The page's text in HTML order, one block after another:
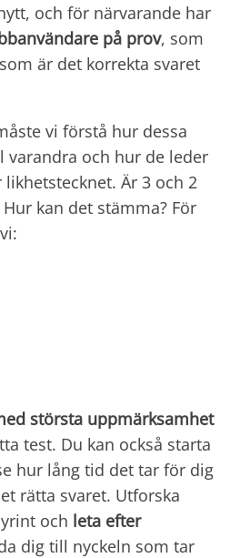
och för närvarande har
på prov, som
är det korrekta svaret
vi förstå hur dessa
och hur de leder
Är 3 och 2
kan det stämma? För
största uppmärksamhet
test. Du kan också starta
hur lång tid det tar för dig
rätta svaret. Utforska
och leta efter
dig till nyckeln som tar